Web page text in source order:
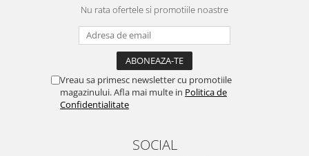
Nu rata ofertele si promotiile noastre
Vreau sa primesc newsletter cu promotiile
magazinului. Afla mai multe in Politica de
Confidentialitate
SOCIAL